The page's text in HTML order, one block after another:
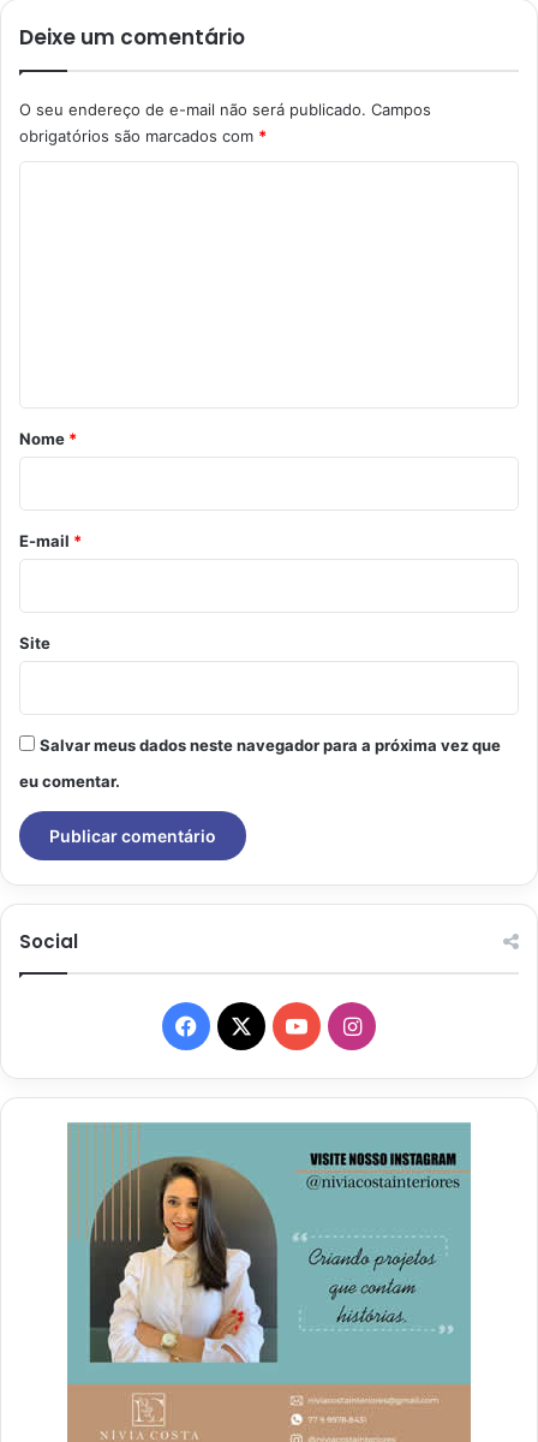
Deixe um comentário
O seu endereço de e-mail não será publicado. Campos
obrigatórios são marcados com *
r
o
*
Nome *
E-mail *
Site
Salvar meus dados neste navegador para a próxima vez que
eu comentar.
Social
Facebook
X YouTubeInstagram